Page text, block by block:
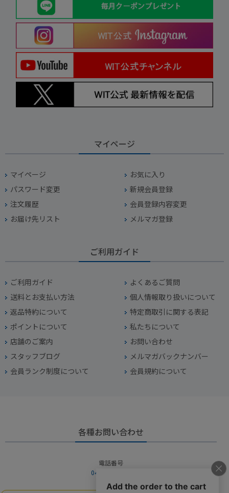
マイページ
マイページ
お気に入り
パスワード変更
新規会員登録
注文履歴
会員登録内容変更
お届け先リスト
メルマガ登録
ご利用ガイド
ご利用ガイド
よくあるご質問
送料とお支払い方法
個人情報取り扱いについて
返品特約について
特定商取引に関する表記
ポイントについて
私たちについて
店舗のご案内
お問い合わせ
スタッフブログ
メルマガバックナンバー
会員ランク制度について
会員規約について
各種お問い合わせ
電話番号
045-949-2451
営業時間